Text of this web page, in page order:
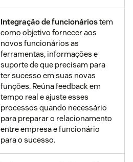
Integração de funcionáriostem
como objetivo fornecer aos
novos funcionários as
ferramentas, informações e
suporte de que precisam para
ter sucesso em suas novas
funções. Reúna feedback em
tempo real e ajuste esses
processos quando necessário
para preparar o relacionamento
entre empresa e funcionário
para o sucesso.